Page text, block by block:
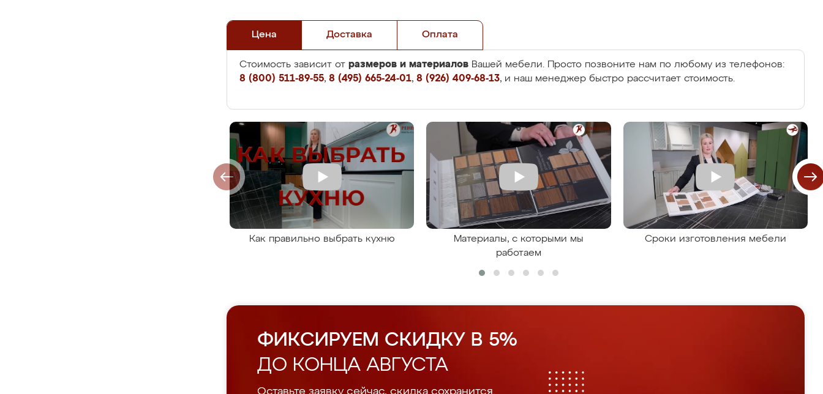
Цена Доставка Оплата
Стоимость зависит от размеров и материалов Вашей мебели. Просто позвоните нам по любому из телефонов:
8 (800) 511-89-55, 8 (495) 665-24-01, 8 (926) 409-68-13, и наш менеджер быстро рассчитает стоимость.
Как правильно выбрать кухню
Материалы, с которыми мы
работаем
Сроки изготовления мебели
ФИКСИРУЕМ СКИДКУ В 5%
ДО КОНЦА АВГУСТА
Оставьте заявку сейчас, скидка сохранится.